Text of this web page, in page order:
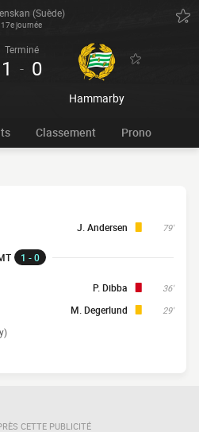
(Suède)
17e journée
Terminé
1 - 0
Hammarby
Classement Prono
79'
J. Andersen
1 - 0
36'
P. Dibba
29'
M. Degerlund
CETTE PUBLICITÉ